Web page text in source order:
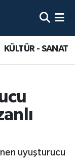
KÜLTÜR - SANAT
uyuşturucu